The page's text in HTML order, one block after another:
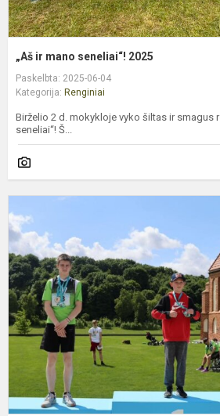
„Aš ir mano seneliai“! 2025
Paskelbta: 2025-06-04
Kategorija: Renginiai
Birželio 2 d. mokykloje vyko šiltas ir smagus
seneliai“! Š...